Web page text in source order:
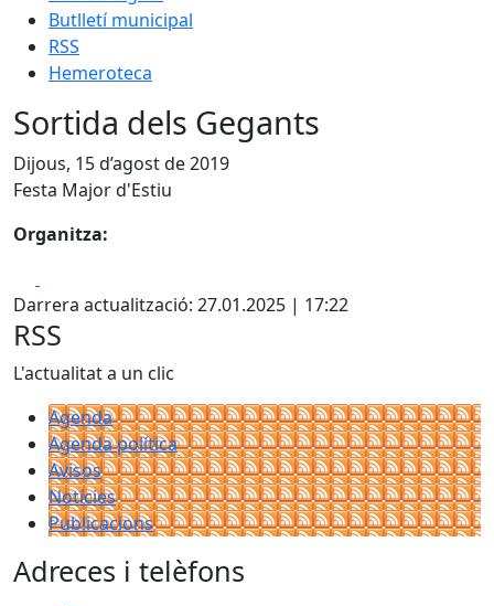
Butlletí municipal
RSS
Hemeroteca
Sortida dels Gegants
Dijous, 15 d’agost de 2019
Festa Major d'Estiu
Organitza:
Darrera actualització: 27.01.2025 | 17:22
RSS
L'actualitat a un clic
Agenda
Agenda política
Avisos
Notícies
Publicacions
Adreces i telèfons